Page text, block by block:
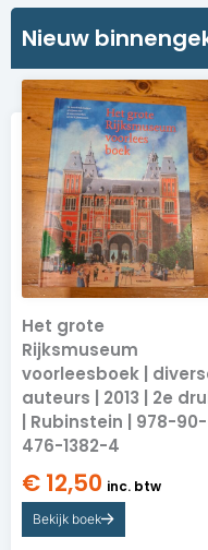
Nieuw
Het grote
Rijksmuseum
voorleesboek |
auteurs | 2013 | 2e
| Rubinstein | 978-90-
476-1382-4
€ 12,50 inc. btw
Bekijk boek